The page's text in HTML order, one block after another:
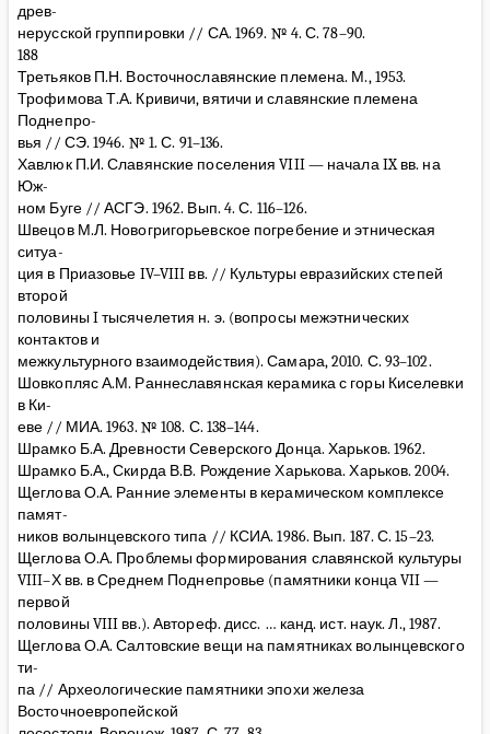
древ-
нерусской группировки // СА. 1969. № 4. С. 78–90.
188
Третьяков П.Н. Восточнославянские племена. М., 1953.
Трофимова Т.А. Кривичи, вятичи и славянские племена
Поднепро-
вья // СЭ. 1946. № 1. С. 91–136.
Хавлюк П.И. Славянские поселения VIII — начала IX вв. на
Юж-
ном Буге // АСГЭ. 1962. Вып. 4. С. 116–126.
Швецов М.Л. Новогригорьевское погребение и этническая
ситуа-
ция в Приазовье IV–VIII вв. // Культуры евразийских степей
второй
половины I тысячелетия н. э. (вопросы межэтнических
контактов и
межкультурного взаимодействия). Самара, 2010. С. 93–102.
Шовкопляс А.М. Раннеславянская керамика с горы Киселевки
в Ки-
еве // МИА. 1963. № 108. С. 138–144.
Шрамко Б.А. Древности Северского Донца. Харьков. 1962.
Шрамко Б.А., Скирда В.В. Рождение Харькова. Харьков. 2004.
Щеглова О.А. Ранние элементы в керамическом комплексе
памят-
ников волынцевского типа // КСИА. 1986. Вып. 187. С. 15–23.
Щеглова О.А. Проблемы формирования славянской культуры
VIII–Х вв. в Среднем Поднепровье (памятники конца VII —
первой
половины VIII вв.). Автореф. дисс. … канд. ист. наук. Л., 1987.
Щеглова О.А. Салтовские вещи на памятниках волынцевского
ти-
па // Археологические памятники эпохи железа
Восточноевропейской